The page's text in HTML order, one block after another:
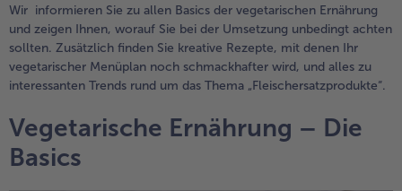
alle Kartoffelprodukte
Beilagen & Saucen
alle Beilagen & Saucen
Suppeneinlagen
alle Suppeneinlagen
Brot & Brötchen
alle Kids-Produkte
Schoko-Genuss
alle Schoko-Genuss
Confiserie & Feinkost
alle Confiserie & Feinkost
Für die Heißluftfritteuse
Wir informieren Sie zu allen Basics der vegetarischen Ernährung
und zeigen Ihnen, worauf Sie bei der Umsetzung unbedingt achten
sollten. Zusätzlich finden Sie kreative Rezepte, mit denen Ihr
vegetarischer Menüplan noch schmackhafter wird, und alles zu
interessanten Trends rund um das Thema „Fleischersatzprodukte“.
Vegetarische Ernährung – Die
Basics